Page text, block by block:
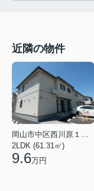
近隣の物件
2LDK (61.31㎡)
9.6万円